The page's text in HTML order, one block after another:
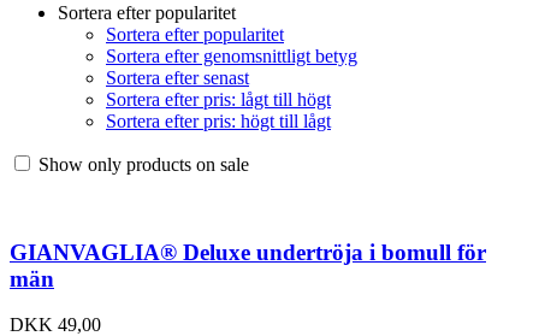
Sortera efter popularitet
Sortera efter popularitet
Sortera efter genomsnittligt betyg
Sortera efter senast
Sortera efter pris: lågt till högt
Sortera efter pris: högt till lågt
Show only products on sale
GIANVAGLIA® Deluxe undertröja i bomull för
män
DKK 49,00